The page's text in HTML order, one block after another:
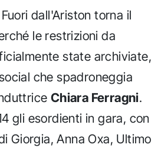
dall'Ariston torna il
le restrizioni da
state archiviate,
che spadroneggia
Chiara Ferragni.
gli esordienti in gara, con
Giorgia, Anna Oxa, Ultimo